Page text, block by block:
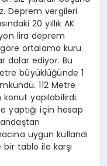
Deprem vergileri
20 yıllık AK
lira deprem
göre ortalama kuru
dolar ediyor. Bu
büyüklüğünde 1
112 Metre
yapılabilirdi.
yaptığı için hesap
uygun kullandı
bir tablo ile karşı